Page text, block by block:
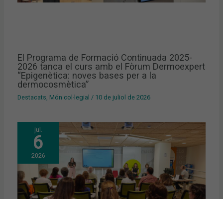
El Programa de Formació Continuada 2025-
2026 tanca el curs amb el Fòrum Dermoexpert
“Epigenètica: noves bases per a la
dermocosmètica”
Destacats Món col·legial / 10 de juliol de 2026
jul.
6
2026